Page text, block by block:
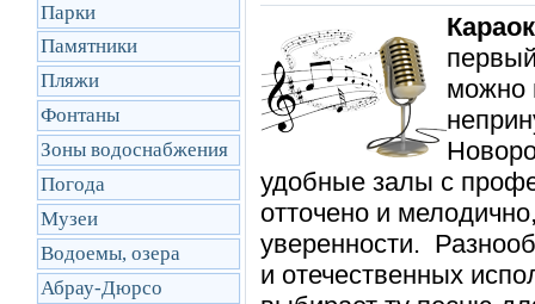
Парки
Памятники
Пляжи
Фонтаны
Зоны водоснабжения
Погода
Музеи
Водоемы, озера
Абрау-Дюрсо
можно
удобные залы с
отточено и
уверенности.
и отечественных